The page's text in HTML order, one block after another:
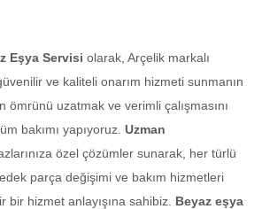
Eşya Servisi olarak, Arçelik markalı
ve kaliteli onarım hizmeti sunmanın
ömrünü uzatmak ve verimli çalışmasını
bakımı yapıyoruz. Uzman
özel çözümler sunarak, her türlü
parça değişimi ve bakım hizmetleri
bir hizmet anlayışına sahibiz. Beyaz eşya